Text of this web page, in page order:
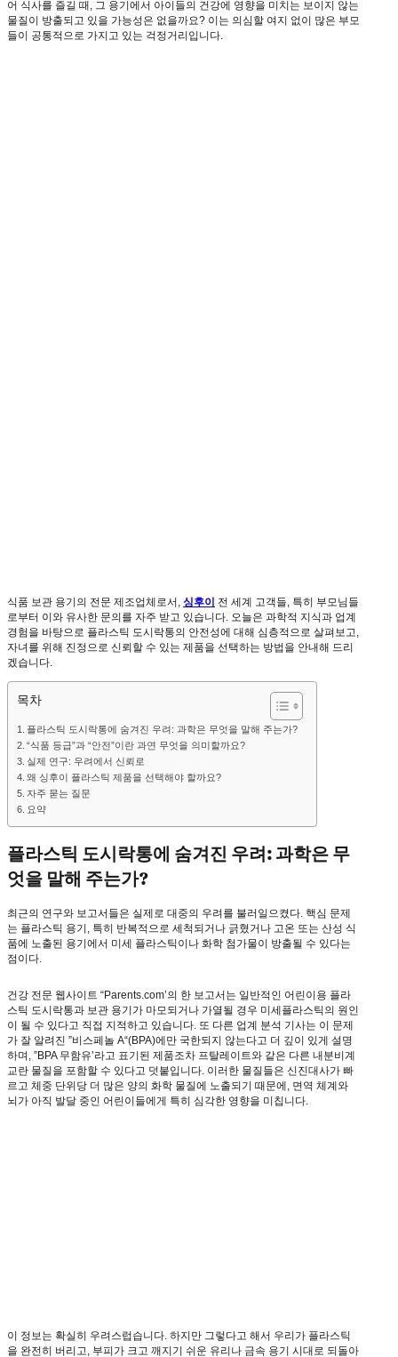
어 식사를 즐길 때, 그 용기에서 아이들의 건강에 영향을 미치는 보이지 않는
물질이 방출되고 있을 가능성은 없을까요? 이는 의심할 여지 없이 많은 부모
들이 공통적으로 가지고 있는 걱정거리입니다.
식품 보관 용기의 전문 제조업체로서, 싱후이 전 세계 고객들, 특히 부모님들
로부터 이와 유사한 문의를 자주 받고 있습니다. 오늘은 과학적 지식과 업계
경험을 바탕으로 플라스틱 도시락통의 안전성에 대해 심층적으로 살펴보고,
자녀를 위해 진정으로 신뢰할 수 있는 제품을 선택하는 방법을 안내해 드리
겠습니다.
목차
플라스틱 도시락통에 숨겨진 우려: 과학은 무엇을 말해 주는가?
“식품 등급”과 “안전”이란 과연 무엇을 의미할까요?
실제 연구: 우려에서 신뢰로
왜 싱후이 플라스틱 제품을 선택해야 할까요?
자주 묻는 질문
요약
플라스틱 도시락통에 숨겨진 우려: 과학은 무
엇을 말해 주는가?
최근의 연구와 보고서들은 실제로 대중의 우려를 불러일으켰다. 핵심 문제
는 플라스틱 용기, 특히 반복적으로 세척되거나 긁혔거나 고온 또는 산성 식
품에 노출된 용기에서 미세 플라스틱이나 화학 첨가물이 방출될 수 있다는
점이다.
건강 전문 웹사이트 “Parents.com’의 한 보고서는 일반적인 어린이용 플라
스틱 도시락통과 보관 용기가 마모되거나 가열될 경우 미세플라스틱의 원인
이 될 수 있다고 직접 지적하고 있습니다. 또 다른 업계 분석 기사는 이 문제
가 잘 알려진 ”비스페놀 A“(BPA)에만 국한되지 않는다고 더 깊이 있게 설명
하며, ”BPA 무함유’라고 표기된 제품조차 프탈레이트와 같은 다른 내분비계
교란 물질을 포함할 수 있다고 덧붙입니다. 이러한 물질들은 신진대사가 빠
르고 체중 단위당 더 많은 양의 화학 물질에 노출되기 때문에, 면역 체계와
뇌가 아직 발달 중인 어린이들에게 특히 심각한 영향을 미칩니다.
이 정보는 확실히 우려스럽습니다. 하지만 그렇다고 해서 우리가 플라스틱
을 완전히 버리고, 부피가 크고 깨지기 쉬운 유리나 금속 용기 시대로 되돌아